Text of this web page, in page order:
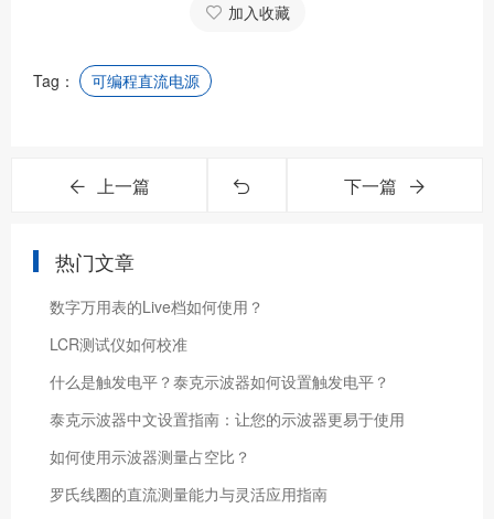
加入收藏
Tag： 可编程直流电源
上一篇 下一篇
热门文章
数字万用表的Live档如何使用？
LCR测试仪如何校准
什么是触发电平？泰克示波器如何设置触发电平？
泰克示波器中文设置指南：让您的示波器更易于使用
如何使用示波器测量占空比？
罗氏线圈的直流测量能力与灵活应用指南